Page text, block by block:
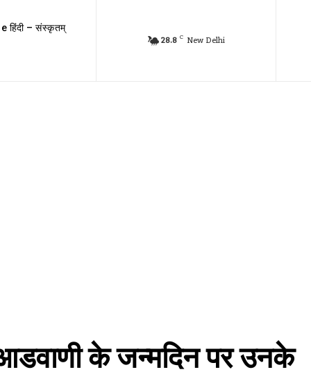
हिंदी – संस्कृतम्
28.8 C New Delhi
के जन्मदिन पर उनके